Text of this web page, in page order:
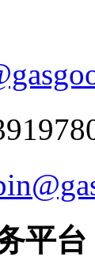
平台